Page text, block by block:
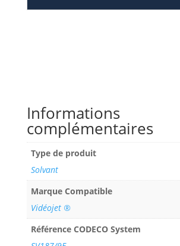
Informations
complémentaires
Type de produit
Solvant
Marque Compatible
Vidéojet ®
Référence CODECO System